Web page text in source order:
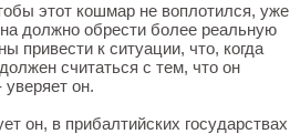
этот кошмар не воплотился, уже
должно обрести более реальную
к ситуации, что, когда
считаться с тем, что он
уверяет он.
он, в прибалтийских государствах